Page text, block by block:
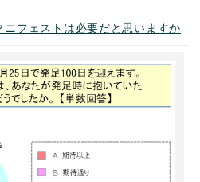
ニフェストは必要だと思いますか